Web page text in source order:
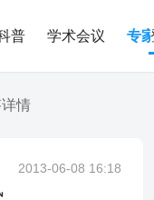
普 学术会议 专
情
2013-06-08 16:18